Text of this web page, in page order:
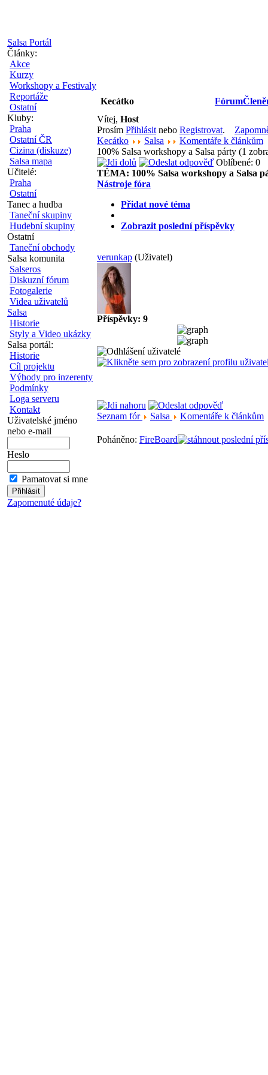
Salsa Portál
Články:
Akce
Kurzy
Workshopy a Festivaly
Reportáže
Ostatní
Kluby:
Praha
Ostatní ČR
Cizina (diskuze)
Salsa mapa
Učitelé:
Praha
Ostatní
Tanec a hudba
Taneční skupiny
Hudební skupiny
Ostatní
Taneční obchody
Salsa komunita
Salseros
Diskuzní fórum
Fotogalerie
Videa uživatelů
Salsa
Historie
Styly a Video ukázky
Salsa portál:
Historie
Cíl projektu
Výhody pro inzerenty
Podmínky
Loga serveru
Kontakt
Uživatelské jméno
nebo e-mail
Heslo
Pamatovat si mne
Zapomenuté údaje?
Kecátko Fórum
Vítej, Host
Prosím Přihlásit nebo Registrovat.
Kecátko
Salsa
Komentáře k článkům
100% Salsa workshopy a Salsa párty (1
Oblíbené: 0
TÉMA: 100% Salsa workshopy a Salsa
Nástroje fóra
Přidat nové téma
Zobrazit poslední příspěvky
verunkap (Uživatel)
Příspěvky: 9
Seznam fór Salsa Komentáře k článkům
Poháněno: FireBoard